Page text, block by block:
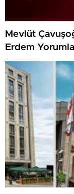
Mevlüt
Erdem